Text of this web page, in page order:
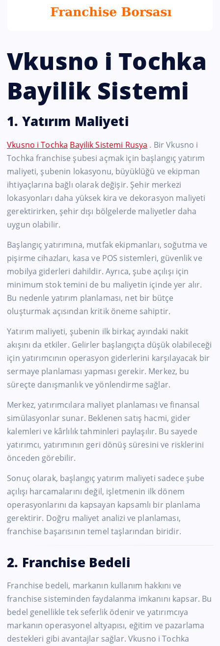
Vkusno i Tochka
Bayilik Sistemi
1. Yatırım Maliyeti
Vkusno i Tochka Bayilik Sistemi Rusya . Bir Vkusno i
Tochka franchise şubesi açmak için başlangıç yatırım
maliyeti, şubenin lokasyonu, büyüklüğü ve ekipman
ihtiyaçlarına bağlı olarak değişir. Şehir merkezi
lokasyonları daha yüksek kira ve dekorasyon maliyeti
gerektirirken, şehir dışı bölgelerde maliyetler daha
uygun olabilir.
Başlangıç yatırımına, mutfak ekipmanları, soğutma ve
pişirme cihazları, kasa ve POS sistemleri, güvenlik ve
mobilya giderleri dahildir. Ayrıca, şube açılışı için
minimum stok temini de bu maliyetin içinde yer alır.
Bu nedenle yatırım planlaması, net bir bütçe
oluşturmak açısından kritik öneme sahiptir.
Yatırım maliyeti, şubenin ilk birkaç ayındaki nakit
akışını da etkiler. Gelirler başlangıçta düşük olabileceği
için yatırımcının operasyon giderlerini karşılayacak bir
sermaye planlaması yapması gerekir. Merkez, bu
süreçte danışmanlık ve yönlendirme sağlar.
Merkez, yatırımcılara maliyet planlaması ve finansal
simülasyonlar sunar. Beklenen satış hacmi, gider
kalemleri ve kârlılık tahminleri paylaşılır. Bu sayede
yatırımcı, yatırımının geri dönüş süresini ve risklerini
önceden görebilir.
Sonuç olarak, başlangıç yatırım maliyeti sadece şube
açılışı harcamalarını değil, işletmenin ilk dönem
operasyonlarını da kapsayan kapsamlı bir planlama
gerektirir. Doğru maliyet analizi ve planlaması,
franchise başarısının temel taşlarından biridir.
2. Franchise Bedeli
Franchise bedeli, markanın kullanım hakkını ve
franchise sisteminden faydalanma imkanını kapsar. Bu
bedel genellikle tek seferlik ödenir ve yatırımcıya
markanın operasyonel altyapısı, eğitim ve pazarlama
destekleri gibi avantajlar sağlar. Vkusno i Tochka